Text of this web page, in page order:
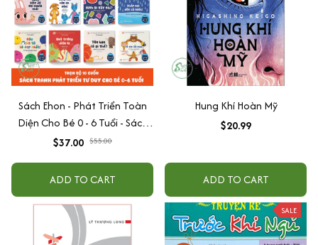
Sách Ehon - Phát Triển Toàn
Diện Cho Bé 0 - 6 Tuổi - Sách
Song Ngữ Việt - Anh
$37.00 $55.00
ADD TO CART
Hung Khí Hoàn Mỹ
$20.99
ADD TO CART
SALE